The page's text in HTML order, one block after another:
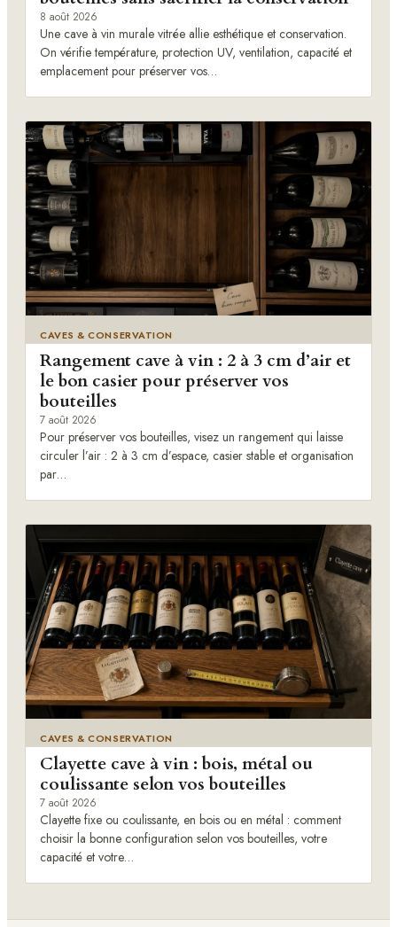
8 août 2026
Une cave à vin murale vitrée allie esthétique et conservation.
On vérifie température, protection UV, ventilation, capacité et
emplacement pour préserver vos…
CAVES & CONSERVATION
Rangement cave à vin : 2 à 3 cm d’air et
le bon casier pour préserver vos
bouteilles
7 août 2026
Pour préserver vos bouteilles, visez un rangement qui laisse
circuler l’air : 2 à 3 cm d’espace, casier stable et organisation
par…
CAVES & CONSERVATION
Clayette cave à vin : bois, métal ou
coulissante selon vos bouteilles
7 août 2026
Clayette fixe ou coulissante, en bois ou en métal : comment
choisir la bonne configuration selon vos bouteilles, votre
capacité et votre…